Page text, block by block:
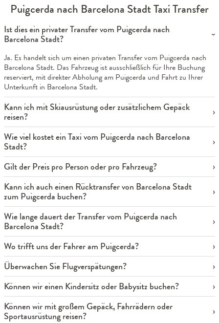
Puigcerda nach Barcelona Stadt Taxi Transfer
Ist dies ein privater Transfer vom Puigcerda nach
Barcelona Stadt?
Ja. Es handelt sich um einen privaten Transfer vom Puigcerda nach
Barcelona Stadt. Das Fahrzeug ist ausschließlich für Ihre Buchung
reserviert, mit direkter Abholung am Puigcerda und Fahrt zu Ihrer
Unterkunft in Barcelona Stadt.
Kann ich mit Skiausrüstung oder zusätzlichem Gepäck
reisen?
Wie viel kostet ein Taxi vom Puigcerda nach Barcelona
Stadt?
Gilt der Preis pro Person oder pro Fahrzeug?
Kann ich auch einen Rücktransfer von Barcelona Stadt
zum Puigcerda buchen?
Wie lange dauert der Transfer vom Puigcerda nach
Barcelona Stadt?
Wo trifft uns der Fahrer am Puigcerda?
Überwachen Sie Flugverspätungen?
Können wir einen Kindersitz oder Babysitz buchen?
Können wir mit großem Gepäck, Fahrrädern oder
Sportausrüstung reisen?